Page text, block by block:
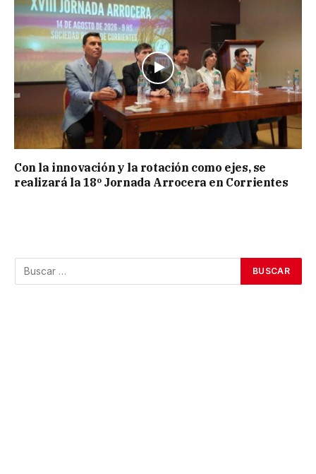
Con la innovación y la rotación como ejes, se
realizará la 18º Jornada Arrocera en Corrientes